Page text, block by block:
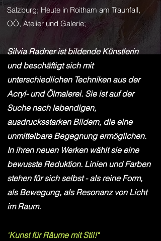
Salzburg; Heute in Roitham am Traunfall,
OÖ, Atelier und Galerie;​
Silvia Radner ist bildende Künstlerin
und beschäftigt sich mit
unterschiedlichen Techniken aus der
Acryl- und Ölmalerei. Sie ist auf der
Suche nach lebendigen,
ausdrucksstarken Bildern, die eine
unmittelbare Begegnung ermöglichen.
In ihren neuen Werken wählt sie eine
bewusste Reduktion. Linien und Farben
stehen für sich selbst - als reine Form,
als Bewegung, als Resonanz von Licht
im Raum.
"Kunst für Räume mit Stil!"